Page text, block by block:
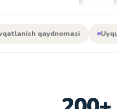
Uyquni kuzatish